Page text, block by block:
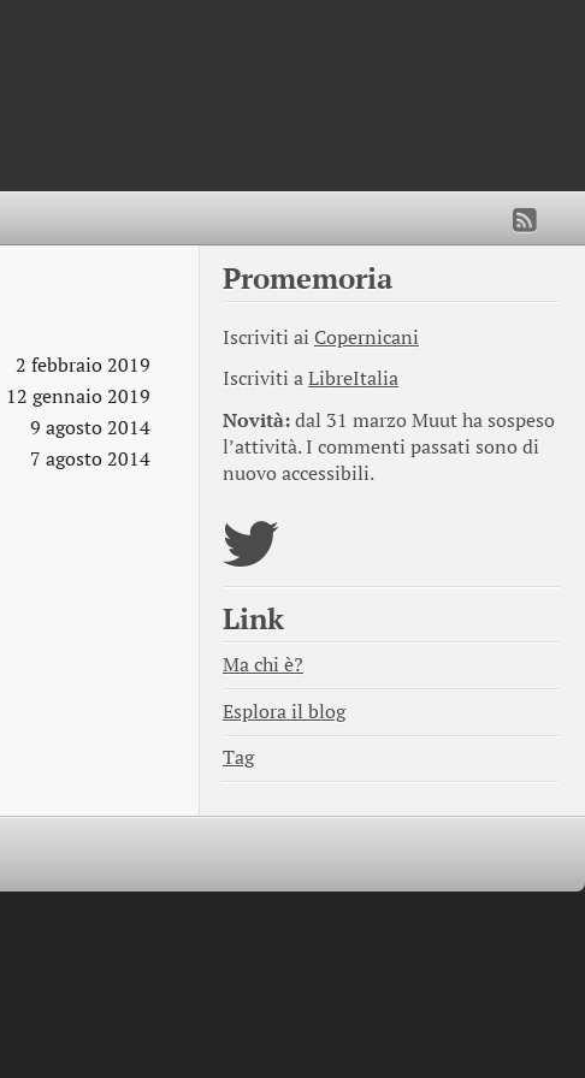
2 febbraio 2019
12 gennaio 2019
9 agosto 2014
7 agosto 2014
Promemoria
Iscriviti ai Copernicani
Iscriviti aLibreItalia
Novità:dal 31 marzo Muut ha sospeso
l’attività. I commenti passati sono di
nuovo accessibili.
Link
Ma chi è?
Esplora il blog
Tag